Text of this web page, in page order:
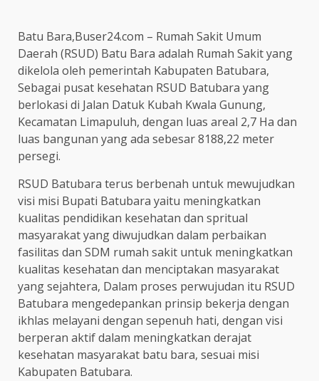
Batu Bara,Buser24.com – Rumah Sakit Umum
Daerah (RSUD) Batu Bara adalah Rumah Sakit yang
dikelola oleh pemerintah Kabupaten Batubara,
Sebagai pusat kesehatan RSUD Batubara yang
berlokasi di Jalan Datuk Kubah Kwala Gunung,
Kecamatan Limapuluh, dengan luas areal 2,7 Ha dan
luas bangunan yang ada sebesar 8188,22 meter
persegi.
RSUD Batubara terus berbenah untuk mewujudkan
visi misi Bupati Batubara yaitu meningkatkan
kualitas pendidikan kesehatan dan spritual
masyarakat yang diwujudkan dalam perbaikan
fasilitas dan SDM rumah sakit untuk meningkatkan
kualitas kesehatan dan menciptakan masyarakat
yang sejahtera, Dalam proses perwujudan itu RSUD
Batubara mengedepankan prinsip bekerja dengan
ikhlas melayani dengan sepenuh hati, dengan visi
berperan aktif dalam meningkatkan derajat
kesehatan masyarakat batu bara, sesuai misi
Kabupaten Batubara.